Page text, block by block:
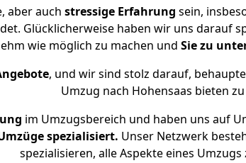
aber auch stressige Erfahrung sein,
Glücklicherweise haben wir uns darauf
wie möglich zu machen und Sie zu
, und wir sind stolz darauf,
Umzug nach Hohensaas bieten
im Umzugsbereich und haben uns auf
spezialisiert. Unser Netzwerk
spezialisieren, alle Aspekte eines